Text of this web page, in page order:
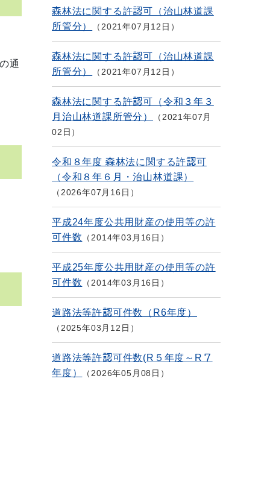
通
森林法に関する許認可（治山林道課
所管分）
2021年07月12日
森林法に関する許認可（治山林道課
所管分）
2021年07月12日
森林法に関する許認可（令和３年３
月治山林道課所管分）
2021年07月
02日
令和８年度 森林法に関する許認可
（令和８年６月・治山林道課）
2026年07月16日
平成24年度公共用財産の使用等の許
可件数
2014年03月16日
平成25年度公共用財産の使用等の許
可件数
2014年03月16日
道路法等許認可件数（R6年度）
2025年03月12日
道路法等許認可件数(R５年度～R７
年度）
2026年05月08日